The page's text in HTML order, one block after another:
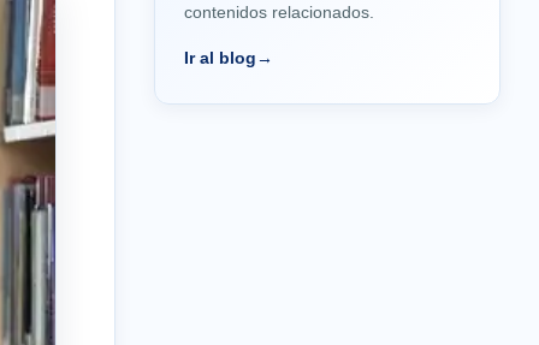
contenidos relacionados.
Ir al blog→